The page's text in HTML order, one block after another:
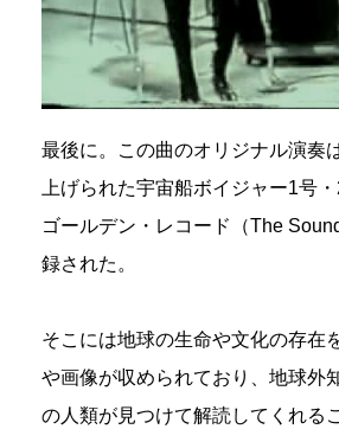
最後に。この曲のオリジナル演奏
上げられた宇宙船ボイジャー1号
ゴールデン・レコード（The
録された。
そこには地球の生命や文化の存在
や画像が収められており、地球外
の人類が見つけて解読してくれる